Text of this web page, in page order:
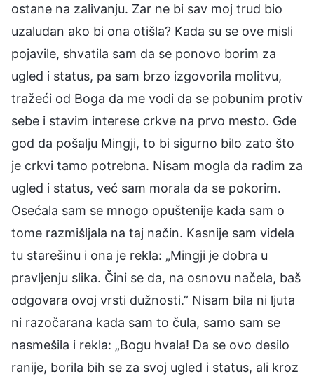
ostane na zalivanju. Zar ne bi sav moj trud bio
uzaludan ako bi ona otišla? Kada su se ove misli
pojavile, shvatila sam da se ponovo borim za
ugled i status, pa sam brzo izgovorila molitvu,
tražeći od Boga da me vodi da se pobunim protiv
sebe i stavim interese crkve na prvo mesto. Gde
god da pošalju Mingji, to bi sigurno bilo zato što
je crkvi tamo potrebna. Nisam mogla da radim za
ugled i status, već sam morala da se pokorim.
Osećala sam se mnogo opuštenije kada sam o
tome razmišljala na taj način. Kasnije sam videla
tu starešinu i ona je rekla: „Mingji je dobra u
pravljenju slika. Čini se da, na osnovu načela, baš
odgovara ovoj vrsti dužnosti.” Nisam bila ni ljuta
ni razočarana kada sam to čula, samo sam se
nasmešila i rekla: „Bogu hvala! Da se ovo desilo
ranije, borila bih se za svoj ugled i status, ali kroz